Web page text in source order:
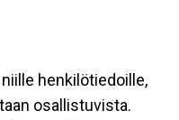
henkilötiedoille,
osallistuvista.